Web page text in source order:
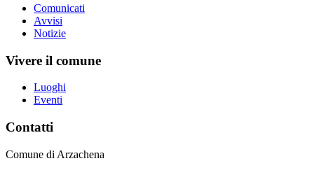
Comunicati
Avvisi
Notizie
Vivere il comune
Luoghi
Eventi
Contatti
Comune di Arzachena